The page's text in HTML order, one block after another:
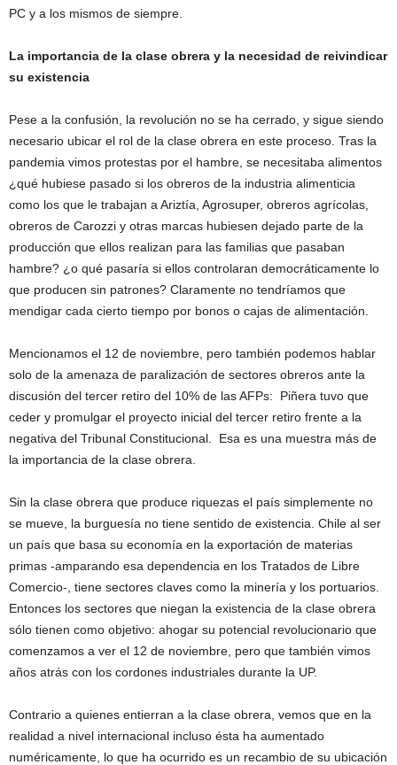
PC y a los mismos de siempre.
La importancia de la clase obrera y la necesidad de reivindicar
su existencia
Pese a la confusión, la revolución no se ha cerrado, y sigue siendo
necesario ubicar el rol de la clase obrera en este proceso. Tras la
pandemia vimos protestas por el hambre, se necesitaba alimentos
¿qué hubiese pasado si los obreros de la industria alimenticia
como los que le trabajan a Ariztía, Agrosuper, obreros agrícolas,
obreros de Carozzi y otras marcas hubiesen dejado parte de la
producción que ellos realizan para las familias que pasaban
hambre? ¿o qué pasaría si ellos controlaran democráticamente lo
que producen sin patrones? Claramente no tendríamos que
mendigar cada cierto tiempo por bonos o cajas de alimentación.
Mencionamos el 12 de noviembre, pero también podemos hablar
solo de la amenaza de paralización de sectores obreros ante la
discusión del tercer retiro del 10% de las AFPs: Piñera tuvo que
ceder y promulgar el proyecto inicial del tercer retiro frente a la
negativa del Tribunal Constitucional. Esa es una muestra más de
la importancia de la clase obrera.
Sin la clase obrera que produce riquezas el país simplemente no
se mueve, la burguesía no tiene sentido de existencia. Chile al ser
un país que basa su economía en la exportación de materias
primas -amparando esa dependencia en los Tratados de Libre
Comercio-, tiene sectores claves como la minería y los portuarios.
Entonces los sectores que niegan la existencia de la clase obrera
sólo tienen como objetivo: ahogar su potencial revolucionario que
comenzamos a ver el 12 de noviembre, pero que también vimos
años atrás con los cordones industriales durante la UP.
Contrario a quienes entierran a la clase obrera, vemos que en la
realidad a nivel internacional incluso ésta ha aumentado
numéricamente, lo que ha ocurrido es un recambio de su ubicación